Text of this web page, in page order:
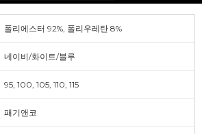
폴리에스터 92%, 폴리우레탄 8%
네이비/화이트/블루
95, 100, 105, 110, 115
패기앤코